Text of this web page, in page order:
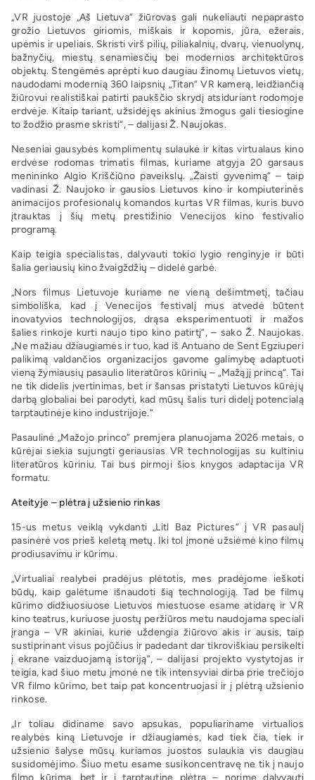
„VR juostoje „Aš Lietuva“ žiūrovas gali nukeliauti nepaprasto
grožio Lietuvos giriomis, miškais ir kopomis, jūra, ežerais,
upėmis ir upeliais. Skristi virš pilių, piliakalnių, dvarų, vienuolynų,
bažnyčių, miestų senamiesčių bei modernios architektūros
objektų. Stengėmės aprėpti kuo daugiau žinomų Lietuvos vietų,
naudodami modernią 360 laipsnių „Titan“ VR kamerą, leidžiančią
žiūrovui realistiškai patirti paukščio skrydį atsiduriant rodomoje
erdvėje. Kitaip tariant, užsidėjęs akinius žmogus gali tiesiogine
to žodžio prasme skristi“, – dalijasi Ž. Naujokas.
Neseniai gausybės komplimentų sulaukė ir kitas virtualaus kino
erdvėse rodomas trimatis filmas, kuriame atgyja 20 garsaus
menininko Algio Kriščiūno paveikslų. „Žaisti gyvenimą“ – taip
vadinasi Ž. Naujoko ir gausios Lietuvos kino ir kompiuterinės
animacijos profesionalų komandos kurtas VR filmas, kuris buvo
įtrauktas į šių metų prestižinio Venecijos kino festivalio
programą.
Kaip teigia specialistas, dalyvauti tokio lygio renginyje ir būti
šalia geriausių kino žvaigždžių – didelė garbė.
„Nors filmus Lietuvoje kuriame ne vieną dešimtmetį, tačiau
simboliška, kad į Venecijos festivalį mus atvedė būtent
inovatyvios technologijos, drąsa eksperimentuoti ir mažos
šalies rinkoje kurti naujo tipo kino patirtį“, – sako Ž. Naujokas.
„Ne mažiau džiaugiamės ir tuo, kad iš Antuano de Sent Egziuperi
palikimą valdančios organizacijos gavome galimybę adaptuoti
vieną žymiausių pasaulio literatūros kūrinių – „Mažąjį princą“. Tai
ne tik didelis įvertinimas, bet ir šansas pristatyti Lietuvos kūrėjų
darbą globaliai bei parodyti, kad mūsų šalis turi didelį potencialą
tarptautinėje kino industrijoje.“
Pasaulinė „Mažojo princo“ premjera planuojama 2026 metais, o
kūrėjai siekia sujungti geriausias VR technologijas su kultiniu
literatūros kūriniu. Tai bus pirmoji šios knygos adaptacija VR
formatu.
Ateityje – plėtra į užsienio rinkas
15-us metus veiklą vykdanti „Litl Baz Pictures“ į VR pasaulį
pasinėrė vos prieš keletą metų. Iki tol įmonė užsiėmė kino filmų
prodiusavimu ir kūrimu.
„Virtualiai realybei pradėjus plėtotis, mes pradėjome ieškoti
būdų, kaip galėtume išnaudoti šią technologiją. Tad be filmų
kūrimo didžiuosiuose Lietuvos miestuose esame atidarę ir VR
kino teatrus, kuriuose juostų peržiūros metu naudojama speciali
įranga – VR akiniai, kurie uždengia žiūrovo akis ir ausis, taip
sustiprinant visus pojūčius ir padedant dar tikroviškiau persikelti
į ekrane vaizduojamą istoriją“, – dalijasi projekto vystytojas ir
teigia, kad šiuo metu įmonė ne tik intensyviai dirba prie trečiojo
VR filmo kūrimo, bet taip pat koncentruojasi ir į plėtrą užsienio
rinkose.
„Ir toliau didiname savo apsukas, populiariname virtualios
realybės kiną Lietuvoje ir džiaugiamės, kad tiek čia, tiek ir
užsienio šalyse mūsų kuriamos juostos sulaukia vis daugiau
susidomėjimo. Šiuo metu esame susikoncentravę ne tik į naujo